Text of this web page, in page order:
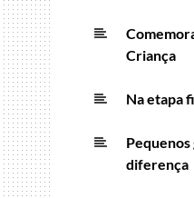
Criança
Na etapa
Pequenos
diferença